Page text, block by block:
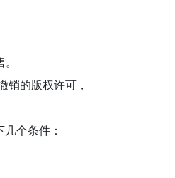
的版权许可，
个条件：